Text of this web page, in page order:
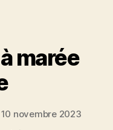
marée
10 novembre 2023